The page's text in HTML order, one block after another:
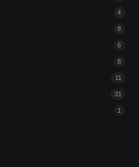
4
8
6
8
11
31
1